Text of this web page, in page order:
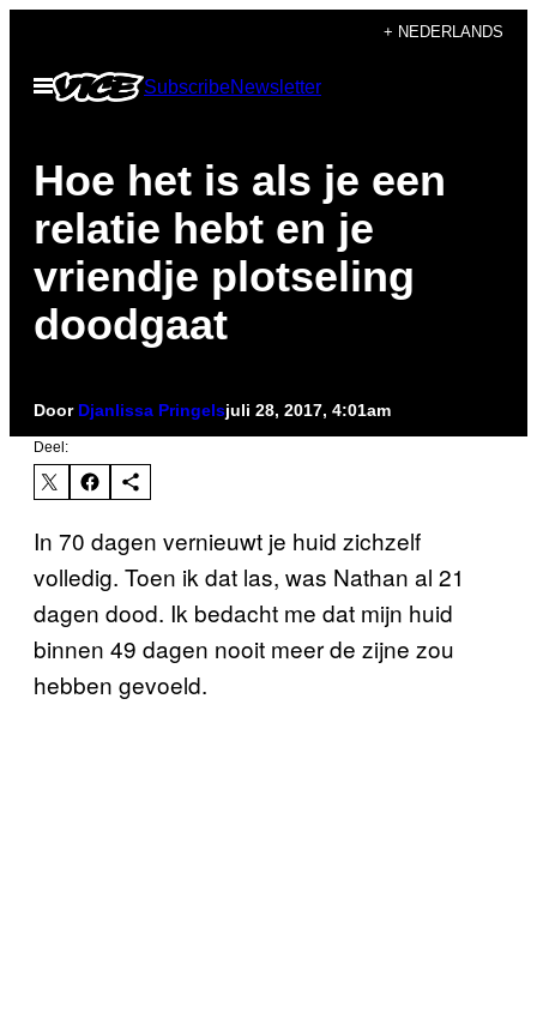
de
+ NEDERLANDS
Open
menu
SubscribeNewsletter
Hoe het is als je een
relatie hebt en je
vriendje plotseling
doodgaat
Door Djanlissa Pringelsjuli 28, 2017, 4:01am
Deel:
In 70 dagen vernieuwt je huid zichzelf
volledig. Toen ik dat las, was Nathan al 21
dagen dood. Ik bedacht me dat mijn huid
binnen 49 dagen nooit meer de zijne zou
hebben gevoeld.